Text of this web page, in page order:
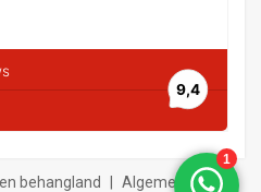
behangland Algemene